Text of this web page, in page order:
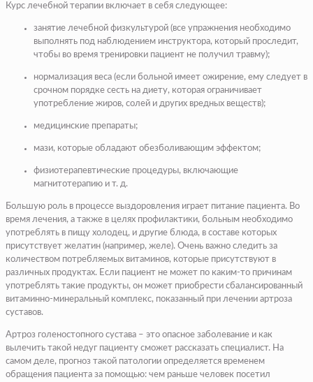
Курс лечебной терапии включает в себя следующее:
занятие лечебной физкультурой (все упражнения необходимо
выполнять под наблюдением инструктора, который проследит,
чтобы во время тренировки пациент не получил травму);
нормализация веса (если больной имеет ожирение, ему следует в
срочном порядке сесть на диету, которая ограничивает
употребление жиров, солей и других вредных веществ);
медицинские препараты;
мази, которые обладают обезболивающим эффектом;
физиотерапевтические процедуры, включающие
магнитотерапию и т. д.
Большую роль в процессе выздоровления играет питание пациента. Во
время лечения, а также в целях профилактики, больным необходимо
употреблять в пищу холодец, и другие блюда, в составе которых
присутствует желатин (например, желе). Очень важно следить за
количеством потребляемых витаминов, которые присутствуют в
различных продуктах. Если пациент не может по каким-то причинам
употреблять такие продукты, он может приобрести сбалансированный
витаминно-минеральный комплекс, показанный при лечении артроза
суставов.
Артроз голеностопного сустава – это опасное заболевание и как
вылечить такой недуг пациенту сможет рассказать специалист. На
самом деле, прогноз такой патологии определяется временем
обращения пациента за помощью: чем раньше человек посетил